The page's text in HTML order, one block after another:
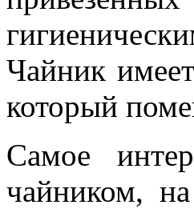
Чайник
который
Самое
чайником,